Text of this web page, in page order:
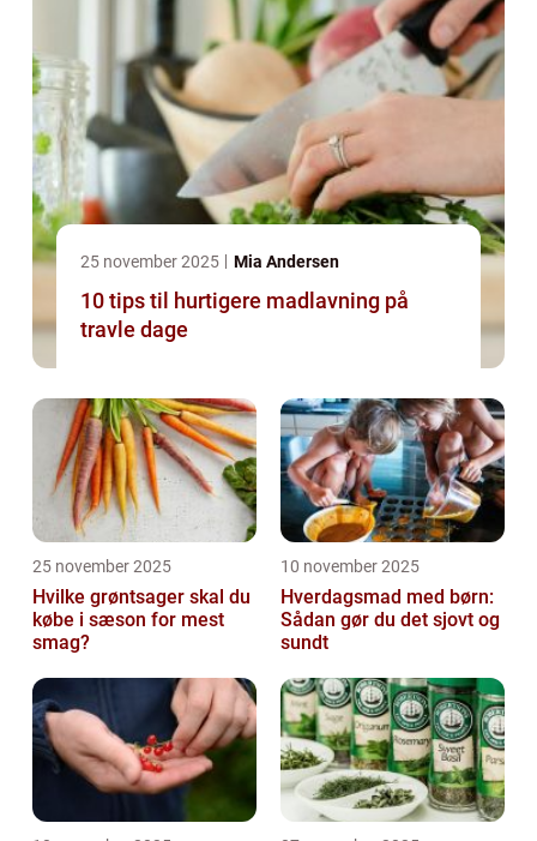
25 november 2025 Mia Andersen
10 tips til hurtigere madlavning på
travle dage
25 november 2025
Hvilke grøntsager skal du
købe i sæson for mest
smag?
10 november 2025
Hverdagsmad med børn:
Sådan gør du det sjovt og
sundt